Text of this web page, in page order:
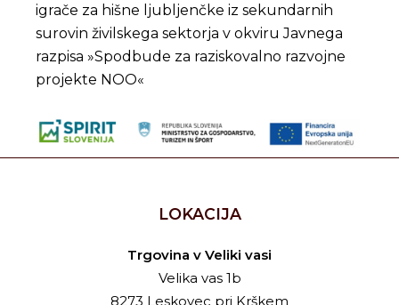
igrače za hišne ljubljenčke iz sekundarnih
surovin živilskega sektorja v okviru Javnega
razpisa »Spodbude za raziskovalno razvojne
projekte NOO«
LOKACIJA
Trgovina v Veliki vasi
Velika vas 1b
8273 Leskovec pri Krškem